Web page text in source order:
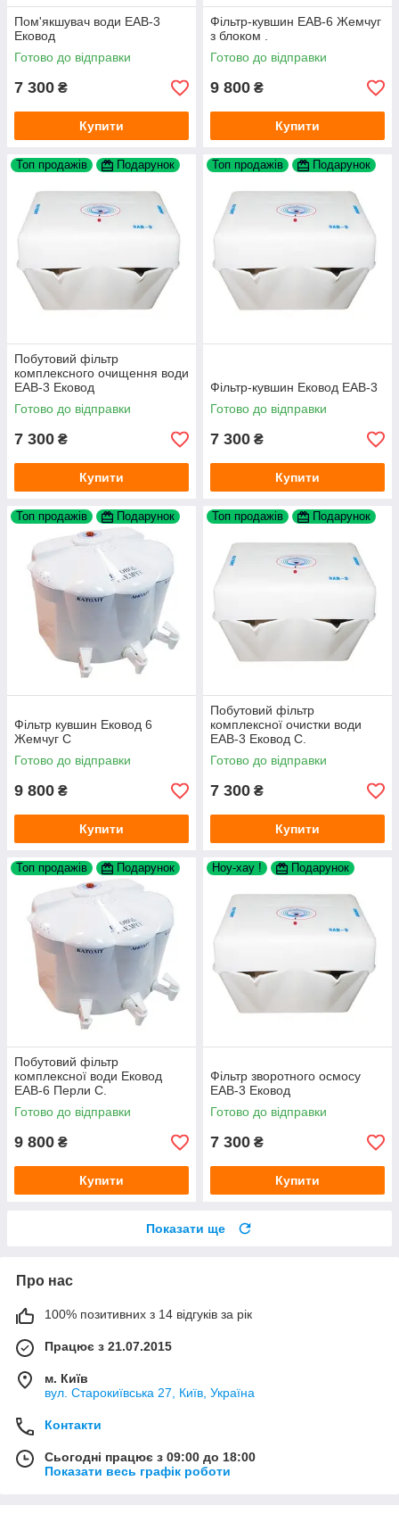
Пом'якшувач води ЕАВ-3
Ековод
Готово до відправки
7 300 ₴
Купити
Фільтр-кувшин ЕАВ-6 Жемчуг
з блоком .
Готово до відправки
9 800 ₴
Купити
Топ продажів Подарунок
Побутовий фільтр
комплексного очищення води
ЕАВ-3 Ековод
Готово до відправки
7 300 ₴
Купити
Топ продажів Подарунок
Фільтр-кувшин Ековод ЕАВ-3
Готово до відправки
7 300 ₴
Купити
Топ продажів Подарунок
Фільтр кувшин Ековод 6
Жемчуг С
Готово до відправки
9 800 ₴
Купити
Топ продажів Подарунок
Побутовий фільтр
комплексної очистки води
ЕАВ-3 Ековод С.
Готово до відправки
7 300 ₴
Купити
Топ продажів Подарунок
Побутовий фільтр
комплексної води Ековод
ЕАВ-6 Перли С.
Готово до відправки
9 800 ₴
Купити
Ноу-хау ! Подарунок
Фільтр зворотного осмосу
ЕАВ-3 Ековод
Готово до відправки
7 300 ₴
Купити
Показати ще
Про нас
100% позитивних з 14 відгуків за рік
Працює з 21.07.2015
м. Київ
вул. Старокиївська 27, Київ, Україна
Контакти
Сьогодні працює з 09:00 до 18:00
Показати весь графік роботи